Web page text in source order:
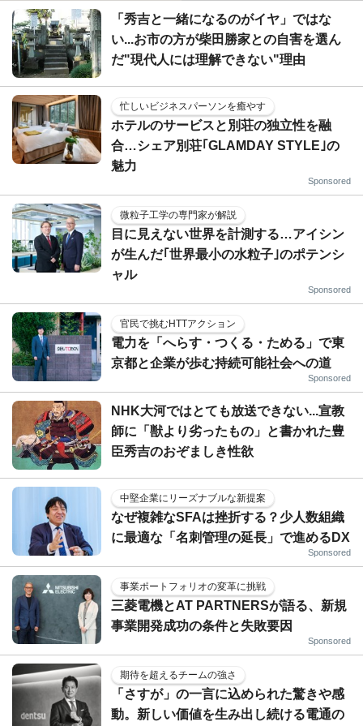
「秀吉と一緒になるのがイヤ」ではな
い...お市の方が柴田勝家との自害を選ん
だ"現代人には理解できない"理由
忙しいビジネスパーソンを癒やす
ホテルのサービスと別荘の独立性を融
合…シェア別荘｢GLAMDAY STYLE｣の
魅力
Sponsored
微粒子工学の専門家が解説
目に見えない世界を計測する…アイシン
が生んだ｢世界最小の水粒子｣のポテンシ
ャル
Sponsored
官民で挑むHTTアクション
電力を「へらす・つくる・ためる」で東
京都と企業が歩む持続可能社会への道
Sponsored
NHK大河ではとても放送できない...宣教
師に「獣より劣ったもの」と書かれた豊
臣秀吉のおぞましき性欲
中堅企業にリーズナブルな新提案
なぜ複雑なSFAは挫折する？少人数組織
に最適な「名刺管理の延長」で進めるDX
Sponsored
事業ポートフォリオの変革に挑戦
三菱電機とAT PARTNERSが語る、新規
事業開発成功の条件と失敗要因
Sponsored
期待を超えるチームの強さ
「さすが」の一言に込められた驚きや感
動。新しい価値を生み出し続ける電通の